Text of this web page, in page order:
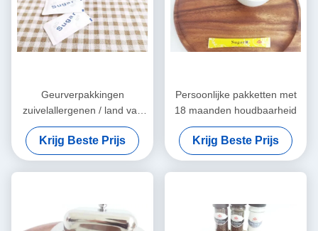
Geurverpakkingen
zuivelallergenen / land van
oorsprong
Aanpassingsmogelijkheden
Krijg Beste Prijs
Persoonlijke pakketten met
18 maanden houdbaarheid
Krijg Beste Prijs